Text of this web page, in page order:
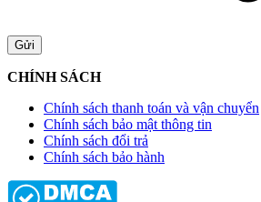
CHÍNH SÁCH
Chính sách thanh toán và vận chuyển
Chính sách bảo mật thông tin
Chính sách đổi trả
Chính sách bảo hành